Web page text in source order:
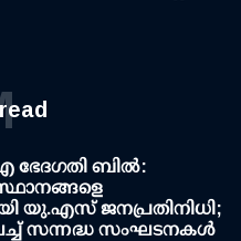
ബില്‍:
യു.എസ് ജനപ്രതിനിധി;
സന്നദ്ധ സംഘടനകള്‍